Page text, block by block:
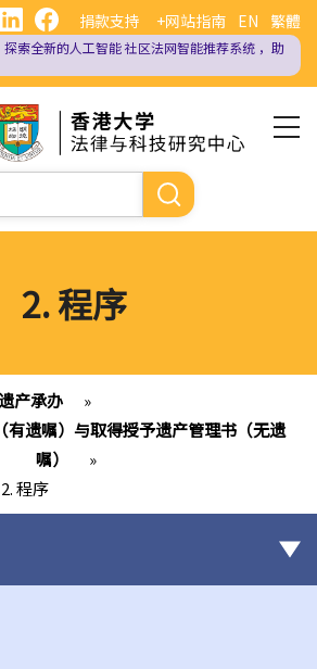
EN 繁體
捐款支持 +网站指南
探索全新的人工智能社区法网智能推荐系统 ，助
2. 程序
遗产承办
»
有遗嘱）与取得授予遗产管理书（无遗
嘱）
»
2. 程序